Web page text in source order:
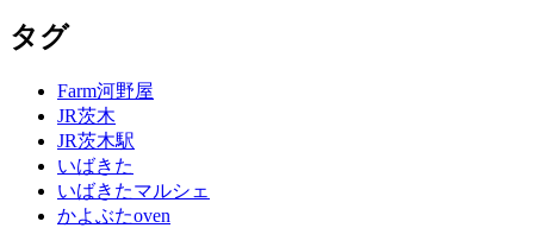
タグ
Farm河野屋
JR茨木
JR茨木駅
いばきた
いばきたマルシェ
かよぶたoven